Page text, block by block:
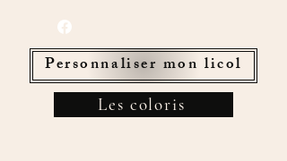
Personnaliser mon licol
Les coloris